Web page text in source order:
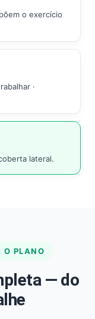
o exercício
·
lateral.
O PLANO
— do